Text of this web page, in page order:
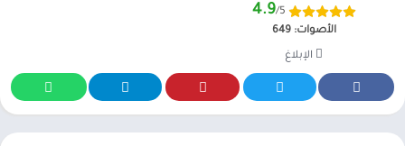
4.9/5
الأصوات:649
الإبلاغ